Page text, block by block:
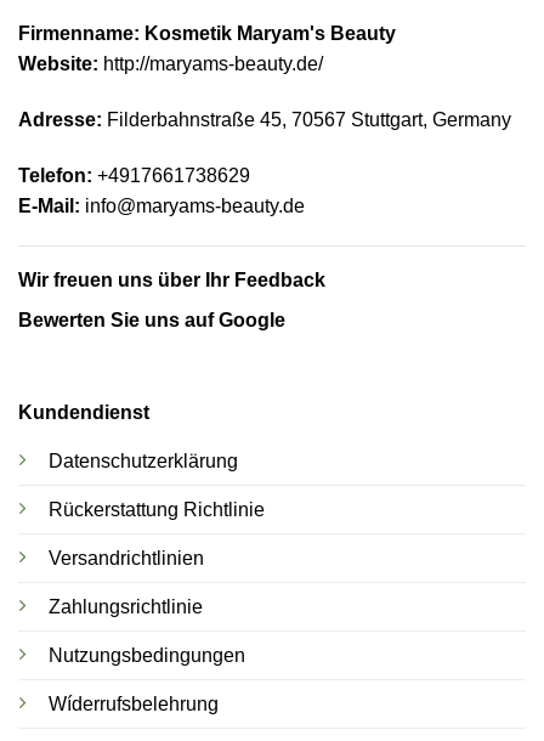
Firmenname: Kosmetik Maryam's Beauty
Website: http://maryams-beauty.de/
Adresse: Filderbahnstraße 45, 70567 Stuttgart, Germany
Telefon: +4917661738629
E-Mail: info@maryams-beauty.de
Wir freuen uns über Ihr Feedback
Bewerten Sie uns auf Google
Kundendienst
Datenschutzerklärung
Rückerstattung Richtlinie
Versandrichtlinien
Zahlungsrichtlinie
Nutzungsbedingungen
Wíderrufsbelehrung